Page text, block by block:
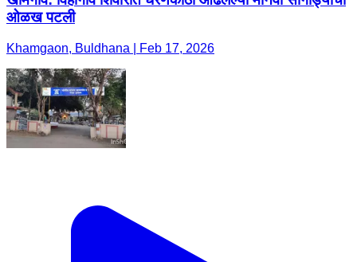
ओळख पटली
Khamgaon, Buldhana | Feb 17, 2026